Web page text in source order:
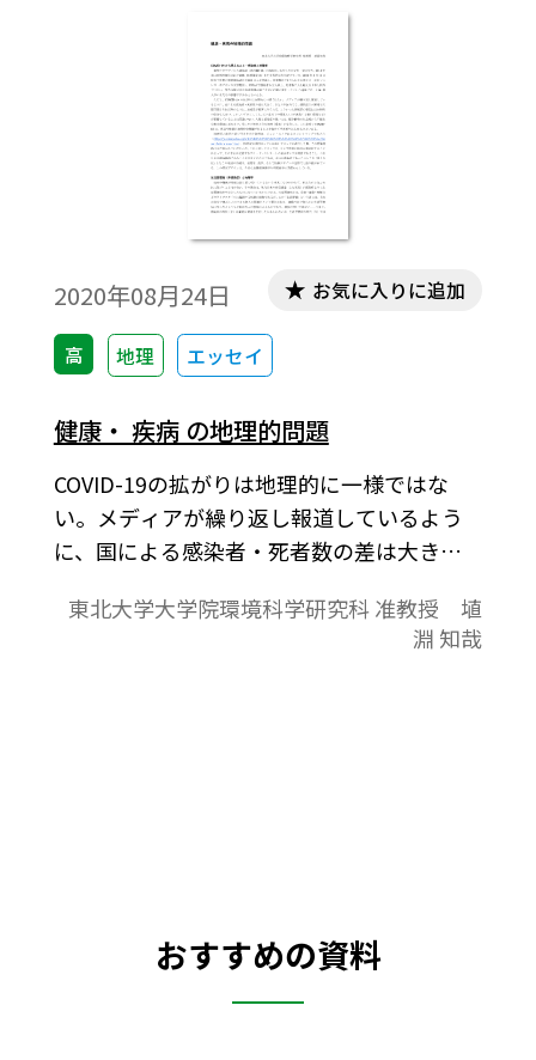
2020年08月24日
高 地理 エッセイ
お気に入りに追加
健康・ 疾病 の地理的問題
COVID-19の拡がりは地理的に一様ではな
い。メディアが繰り返し報道しているよう
に、国による感染者・死者数の差は大き
大都市圏とそれ以外のように、地域差が顕
著にみられる。こういった地域差の要因に
き彫りにしたものといえる。
東北大学大学院環境科学研究科 准教授 埴
淵 知哉
おすすめの資料